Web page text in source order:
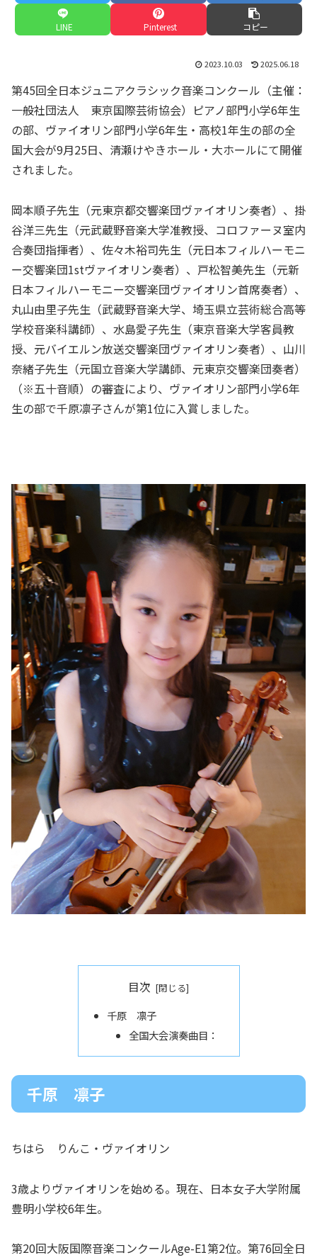
LINE Pinterest コピー
2023.10.03 2025.06.18
第45回全日本ジュニアクラシック音楽コンクール（主催：
一般社団法人 東京国際芸術協会）ピアノ部門小学6年生
の部、ヴァイオリン部門小学6年生・高校1年生の部の全
国大会が9月25日、清瀬けやきホール・大ホールにて開催
されました。
岡本順子先生（元東京都交響楽団ヴァイオリン奏者）、掛
谷洋三先生（元武蔵野音楽大学准教授、コロファーヌ室内
合奏団指揮者）、佐々木裕司先生（元日本フィルハーモニ
ー交響楽団1stヴァイオリン奏者）、戸松智美先生（元新
日本フィルハーモニー交響楽団ヴァイオリン首席奏者）、
丸山由里子先生（武蔵野音楽大学、埼玉県立芸術総合高等
学校音楽科講師）、水島愛子先生（東京音楽大学客員教
授、元バイエルン放送交響楽団ヴァイオリン奏者）、山川
奈緒子先生（元国立音楽大学講師、元東京交響楽団奏者）
（※五十音順）の審査により、ヴァイオリン部門小学6年
生の部で千原凛子さんが第1位に入賞しました。
目次
千原 凛子
全国大会演奏曲目：
千原 凛子
ちはら りんこ・ヴァイオリン
3歳よりヴァイオリンを始める。現在、日本女子大学附属
豊明小学校6年生。
第20回大阪国際音楽コンクールAge-E1第2位。第76回全日